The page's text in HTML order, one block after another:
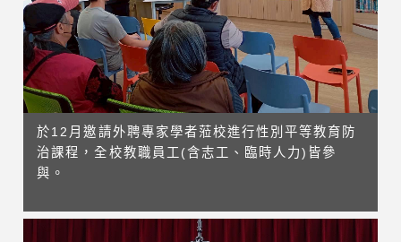
於12月邀請外聘專家學者蒞校進行性別平等教育防
治課程，全校教職員工(含志工、臨時人力)皆參
與。